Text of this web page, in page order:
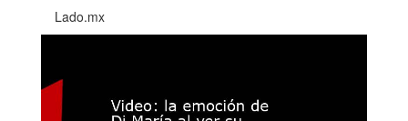
Lado.mx